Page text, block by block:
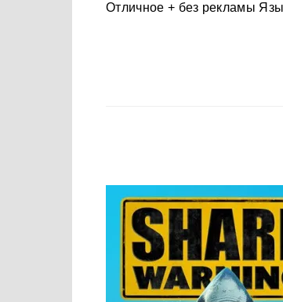
Отличное + без рекламы